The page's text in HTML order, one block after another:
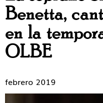
Benetta,
en la
OLBE
febrero 2019